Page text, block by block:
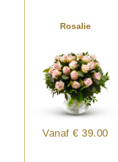
Rosalie
Vanaf € 39.00